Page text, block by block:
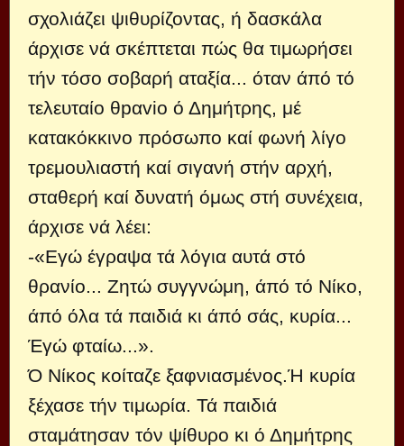
σχολιάζει ψιθυρίζοντας, ή δασκάλα
άρχισε νά σκέπτεται πώς θα τιμωρήσει
τήν τόσο σοβαρή αταξία... όταν άπό τό
τελευταίο θpαvio ό Δημήτρης, μέ
κατακόκκινο πρόσωπο καί φωνή λίγο
τρεμουλιαστή καί σιγανή στήν αρχή,
σταθερή καί δυνατή όμως στή συνέχεια,
άρχισε νά λέει:
-«Εγώ έγραψα τά λόγια αυτά στό
θρανίο... Ζητώ συγγνώμη, άπό τό Νίκο,
άπό όλα τά παιδιά κι άπό σάς, κυρία...
Έγώ φταίω...».
Ό Νίκος κοίταζε ξαφνιασμένος.Ή κυρία
ξέχασε τήν τιμωρία. Τά παιδιά
σταμάτησαν τόν ψίθυρο κι ό Δημήτρης